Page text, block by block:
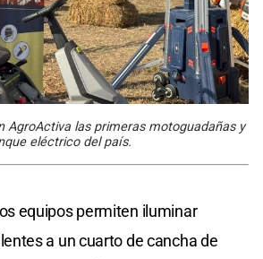
AgroActiva las primeras motoguadañas y
eléctrico del país.
equipos permiten iluminar
a un cuarto de cancha de